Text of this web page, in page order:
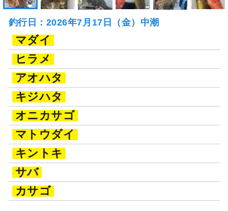
釣行日：2026年7月17日（金）中潮
マダイ
ヒラメ
アオハタ
キジハタ
オニカサゴ
マトウダイ
キントキ
サバ
カサゴ